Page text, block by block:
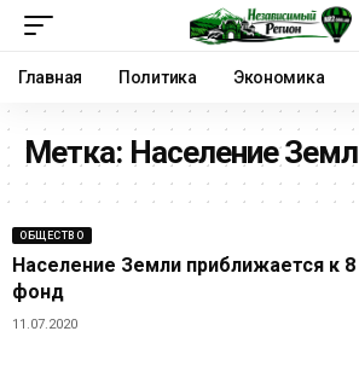
Главная Политика Экономика
Метка: Население
ОБЩЕСТВО
Население Земли приближается к
фонд
11.07.2020